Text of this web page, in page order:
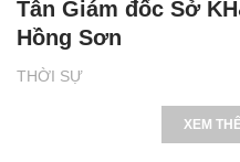
THỜI SỰ
Tân Giám đốc Sở
Hồng Sơn
XEM